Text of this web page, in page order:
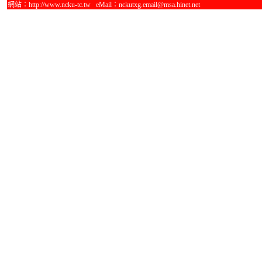
網站：http://www.ncku-tc.tw eMail：nckutxg.email@msa.hinet.net